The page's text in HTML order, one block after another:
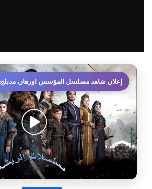
إعلان شاهد مسلسل المؤسس اورهان مدبلج